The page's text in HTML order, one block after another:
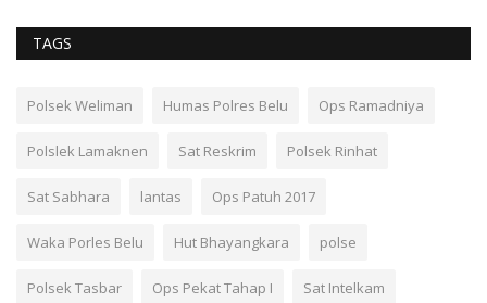
TAGS
Polsek Weliman Humas Polres Belu Ops Ramadniya
Polslek Lamaknen Sat Reskrim Polsek Rinhat
Sat Sabhara lantas Ops Patuh 2017
Waka Porles Belu Hut Bhayangkara polse
Polsek Tasbar Ops Pekat Tahap I Sat Intelkam